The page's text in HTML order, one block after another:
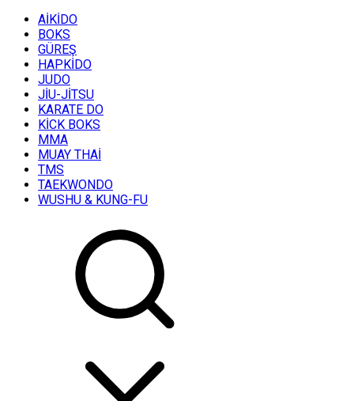
AİKİDO
BOKS
GÜREŞ
HAPKİDO
JUDO
JİU-JİTSU
KARATE DO
KİCK BOKS
MMA
MUAY THAİ
TMS
TAEKWONDO
WUSHU & KUNG-FU